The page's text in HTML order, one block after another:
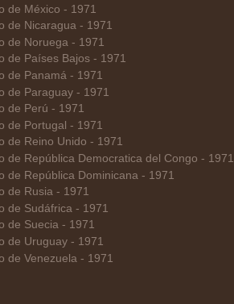
de México - 1971
de Nicaragua - 1971
de Noruega - 1971
de Países Bajos - 1971
de Panamá - 1971
de Paraguay - 1971
de Perú - 1971
de Portugal - 1971
de Reino Unido - 1971
de República Democratica del Congo - 1971
de República Dominicana - 1971
de Rusia - 1971
de Sudáfrica - 1971
de Suecia - 1971
de Uruguay - 1971
de Venezuela - 1971